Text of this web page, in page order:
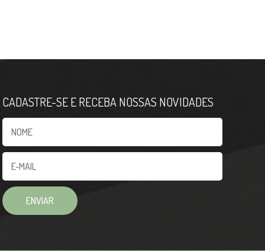
CADASTRE-SE E RECEBA NOSSAS NOVIDADES